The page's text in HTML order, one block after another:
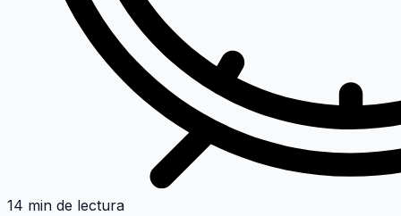
14 min de lectura